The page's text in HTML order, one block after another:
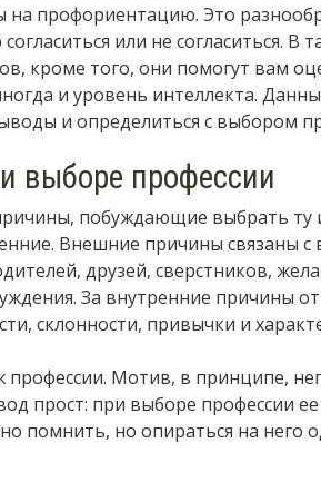
на профориентацию. Это
или не согласиться. В
кроме того, они помогут вам
и уровень интеллекта.
и определиться с выбором
выборе профессии
побуждающие выбрать ту
Внешние причины связаны с
друзей, сверстников,
За внутренние причины
склонности, привычки и
Мотив, в принципе,
прост: при выборе профессии
помнить, но опираться на него